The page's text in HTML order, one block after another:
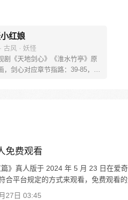
红娘
古风 · 妖怪
剧《天地剑心》《淮水竹亭》原
，剑心对应章节指路：39-85，淮
免费观看
篇》真人版于 2024 年 5 月 23 日在爱
合平台规定的方式来观看，免费观看
27日 03:45